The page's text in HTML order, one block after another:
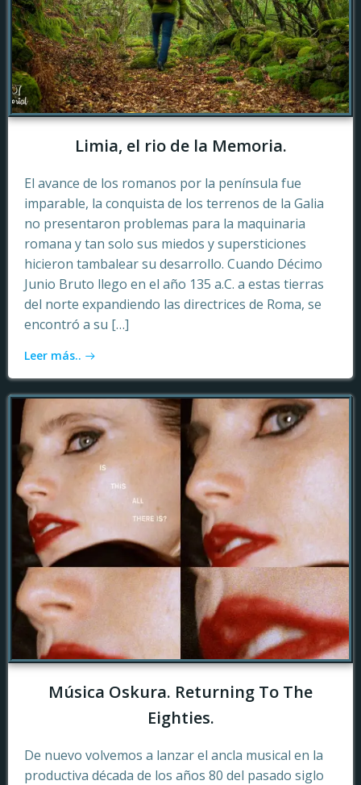
Limia, el rio de la Memoria.
El avance de los romanos por la península fue
imparable, la conquista de los terrenos de la Galia
no presentaron problemas para la maquinaria
romana y tan solo sus miedos y supersticiones
hicieron tambalear su desarrollo. Cuando Décimo
Junio Bruto llego en el año 135 a.C. a estas tierras
del norte expandiendo las directrices de Roma, se
encontró a su […]
Leer más..
Música Oskura. Returning To The
Eighties.
De nuevo volvemos a lanzar el ancla musical en la
productiva década de los años 80 del pasado siglo